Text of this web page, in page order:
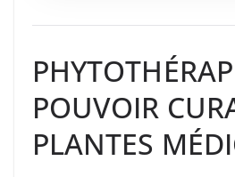
POUVOIR
PLANTES